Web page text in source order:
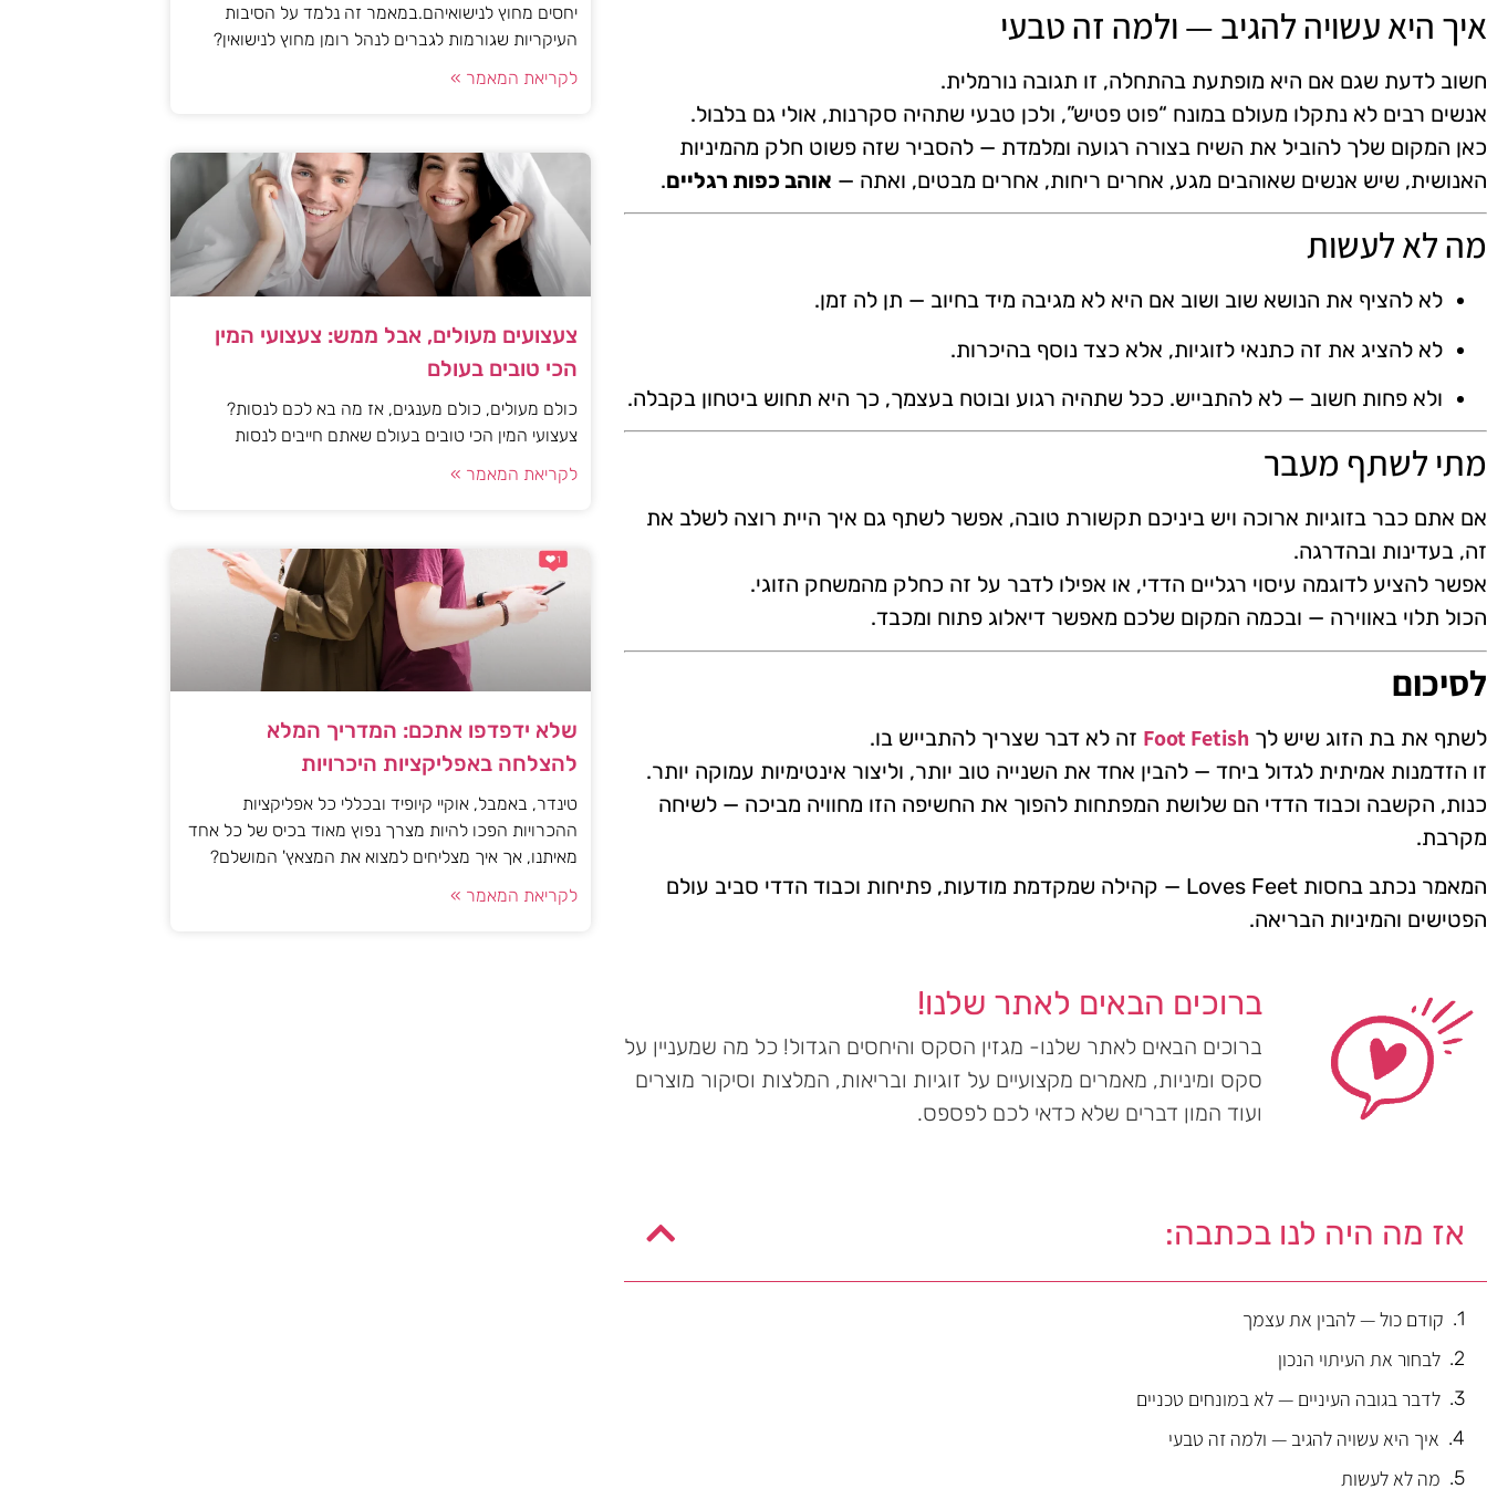
איך היא עשויה להגיב — ולמה זה טבעי
חשוב לדעת שגם אם היא מופתעת בהתחלה, זו תגובה נורמלית.
אנשים רבים לא נתקלו מעולם במונח “פוט פטיש”, ולכן טבעי שתהיה סקרנות, אולי גם בלבול.
כאן המקום שלך להוביל את השיח בצורה רגועה ומלמדת — להסביר שזה פשוט חלק מהמיניות
האנושית, שיש אנשים שאוהבים מגע, אחרים ריחות, אחרים מבטים, ואתה — אוהב כפות רגליים.
מה לא לעשות
לא להציף את הנושא שוב ושוב אם היא לא מגיבה מיד בחיוב — תן לה זמן.
לא להציג את זה כתנאי לזוגיות, אלא כצד נוסף בהיכרות.
ולא פחות חשוב — לא להתבייש. ככל שתהיה רגוע ובוטח בעצמך, כך היא תחוש ביטחון בקבלה.
מתי לשתף מעבר
אם אתם כבר בזוגיות ארוכה ויש ביניכם תקשורת טובה, אפשר לשתף גם איך היית רוצה לשלב את
זה, בעדינות ובהדרגה.
אפשר להציע לדוגמה עיסוי רגליים הדדי, או אפילו לדבר על זה כחלק מהמשחק הזוגי.
הכול תלוי באווירה — ובכמה המקום שלכם מאפשר דיאלוג פתוח ומכבד.
לסיכום
לשתף את בת הזוג שיש לך Foot Fetish זה לא דבר שצריך להתבייש בו.
זו הזדמנות אמיתית לגדול ביחד — להבין אחד את השנייה טוב יותר, וליצור אינטימיות עמוקה יותר.
כנות, הקשבה וכבוד הדדי הם שלושת המפתחות להפוך את החשיפה הזו מחוויה מביכה — לשיחה
מקרבת.
המאמר נכתב בחסות Loves Feet — קהילה שמקדמת מודעות, פתיחות וכבוד הדדי סביב עולם
הפטישים והמיניות הבריאה.
ברוכים הבאים לאתר שלנו!
ברוכים הבאים לאתר שלנו- מגזין הסקס והיחסים הגדול! כל מה שמעניין על
סקס ומיניות, מאמרים מקצועיים על זוגיות ובריאות, המלצות וסיקור מוצרים
ועוד המון דברים שלא כדאי לכם לפספס.
אז מה היה לנו בכתבה:
קודם כול — להבין את עצמך
לבחור את העיתוי הנכון
לדבר בגובה העיניים — לא במונחים טכניים
איך היא עשויה להגיב — ולמה זה טבעי
מה לא לעשות
יחסים מחוץ לנישואיהם.במאמר זה נלמד על הסיבות
העיקריות שגורמות לגברים לנהל רומן מחוץ לנישואין?
לקריאת המאמר »
צעצועים מעולים, אבל ממש: צעצועי המין
הכי טובים בעולם
כולם מעולים, כולם מענגים, אז מה בא לכם לנסות?
צעצועי המין הכי טובים בעולם שאתם חייבים לנסות
לקריאת המאמר »
שלא ידפדפו אתכם: המדריך המלא
להצלחה באפליקציות היכרויות
טינדר, באמבל, אוקיי קיופיד ובכללי כל אפליקציות
ההכרויות הפכו להיות מצרך נפוץ מאוד בכיס של כל אחד
מאיתנו, אך איך מצליחים למצוא את המצאץ' המושלם?
לקריאת המאמר »